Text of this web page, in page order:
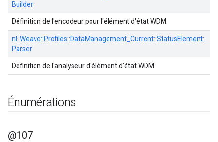
Builder
Définition de l'encodeur pour l'élément d'état WDM.
nl::Weave::Profiles::DataManagement_Current::StatusElement::
Parser
Définition de l'analyseur d'élément d'état WDM.
Énumérations
@107